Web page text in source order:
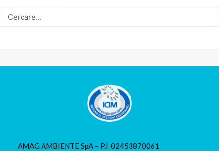
AMAG AMBIENTE SpA – P.I. 02453870061